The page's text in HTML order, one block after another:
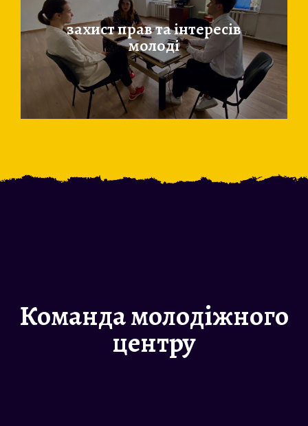
захист прав та інтересів
молоді​
Команда молодіжного
центру